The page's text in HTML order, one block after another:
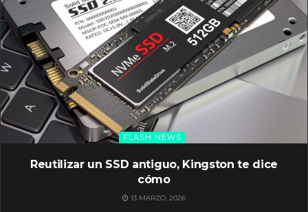
FLASH NEWS
Reutilizar un SSD antiguo, Kingston te dice
cómo
13 MARZO, 2026